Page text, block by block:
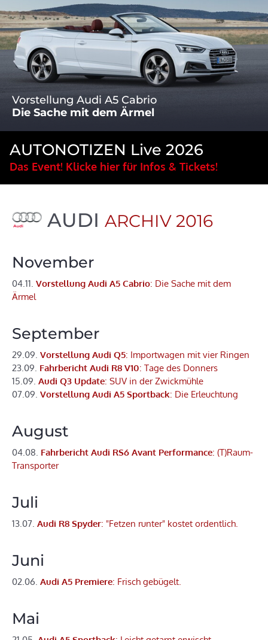
Vorstellung Audi A5 Cabrio
Die Sache mit dem Ärmel
AUTONOTIZEN Live 2026
Das Event! Klicke hier für Infos & Tickets!
AUDI ARCHIV 2016
November
04.11. Vorstellung Audi A5 Cabrio: Die Sache mit dem
Ärmel
September
29.09. Vorstellung Audi Q5: Importwagen mit vier Ringen
23.09. Fahrbericht Audi R8 V10: Tage des Donners
15.09. Audi Q3 Update: SUV in der Zwickmühle
07.09. Vorstellung Audi A5 Sportback: Die Erleuchtung
August
04.08. Fahrbericht Audi RS6 Avant Performance: (T)Raum-
Transporter
Juli
13.07. Audi R8 Spyder: "Fetzen runter" kostet ordentlich.
Juni
02.06. Audi A5 Premiere: Frisch gebügelt.
Mai